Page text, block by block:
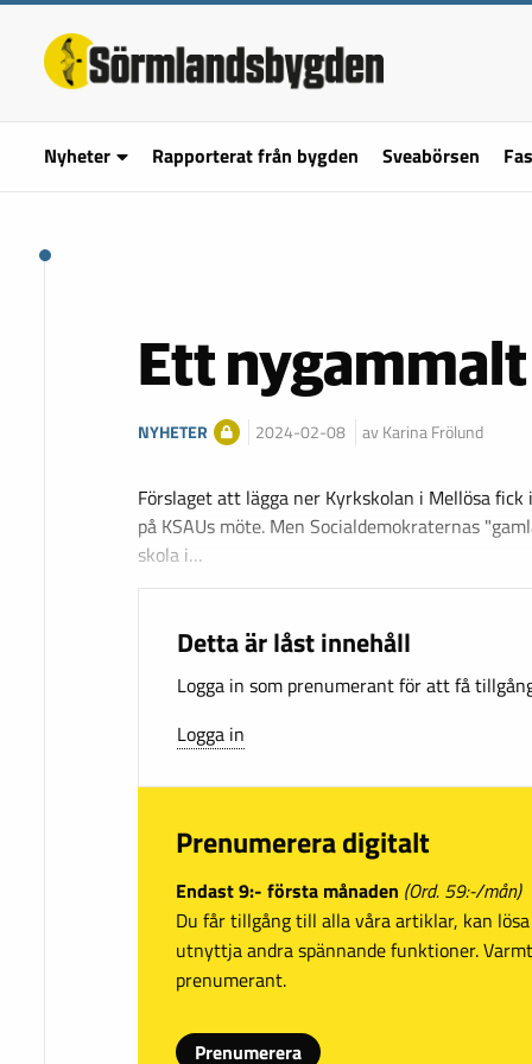
Nyheter Rapporterat från bygden Sveabörsen
Ett
NYHETER 2024-02-08 av Karina Frölund
Förslaget att lägga ner Kyrkskolan i Mellösa
på KSAUs möte. Men Socialdemokraternas
skola i…
Detta är låst innehåll
Logga in som prenumerant för att få
Logga in
Prenumerera digitalt
Endast 9:- första månaden (Ord. 59:-/mån)
Du får tillgång till alla våra artiklar, kan
utnyttja andra spännande funktioner.
prenumerant.
Prenumerera